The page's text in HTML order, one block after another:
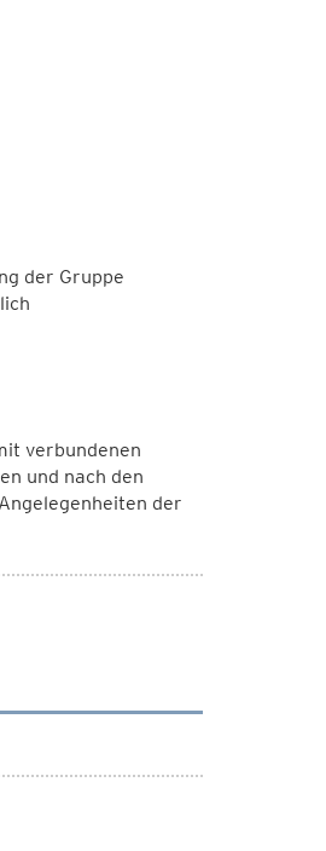
der Gruppe
verbundenen
und nach den
der